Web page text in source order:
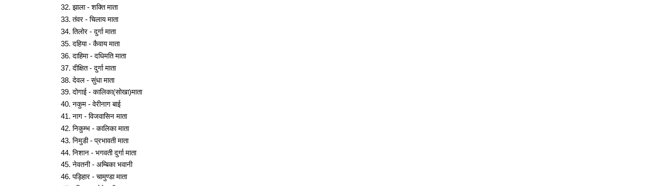
झाला - शक्ति माता
तंवर - चिलाय माता
तिलोर - दुर्गा माता
दहिया - कैवाय माता
दाहिमा - दधिमति माता
दीक्षित - दुर्गा माता
देवल - सुंधा माता
दोगाई - कालिका(सोखा)माता
नकुम - वेरीनाग बाई
नाग - विजवासिन माता
निकुम्भ - कालिका माता
निमुडी - प्रभावती माता
निशान - भगवती दुर्गा माता
नेवतनी - अम्बिका भवानी
पड़िहार - चामुण्डा माता